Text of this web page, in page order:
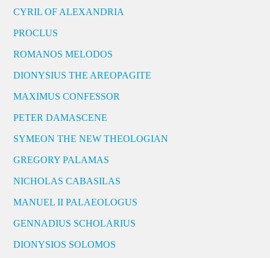
CYRIL OF ALEXANDRIA
PROCLUS
ROMANOS MELODOS
DIONYSIUS THE AREOPAGITE
MAXIMUS CONFESSOR
PETER DAMASCENE
SYMEON THE NEW THEOLOGIAN
GREGORY PALAMAS
NICHOLAS CABASILAS
MANUEL II PALAEOLOGUS
GENNADIUS SCHOLARIUS
DIONYSIOS SOLOMOS